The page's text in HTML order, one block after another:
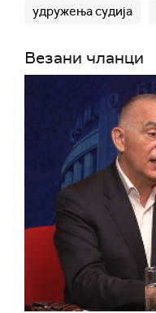
удружења судија
Везани чланци